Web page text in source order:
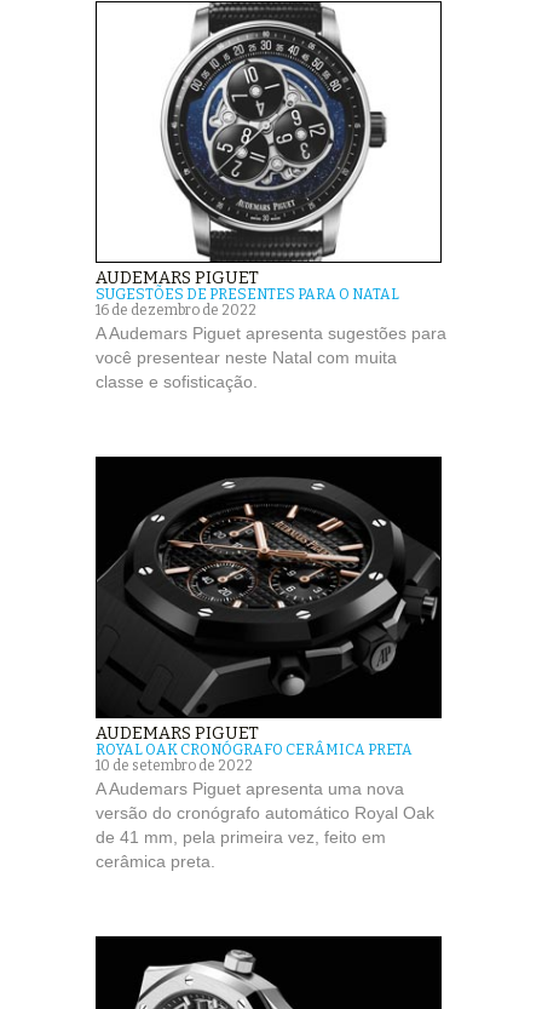
AUDEMARS PIGUET
SUGESTÕES DE PRESENTES PARA O NATAL
16 de dezembro de 2022
A Audemars Piguet apresenta sugestões para
você presentear neste Natal com muita
classe e sofisticação.
AUDEMARS PIGUET
ROYAL OAK CRONÓGRAFO CERÂMICA PRETA
10 de setembro de 2022
A Audemars Piguet apresenta uma nova
versão do cronógrafo automático Royal Oak
de 41 mm, pela primeira vez, feito em
cerâmica preta.